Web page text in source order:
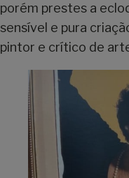
porém prestes a
sensível e pura
pintor e crítico de